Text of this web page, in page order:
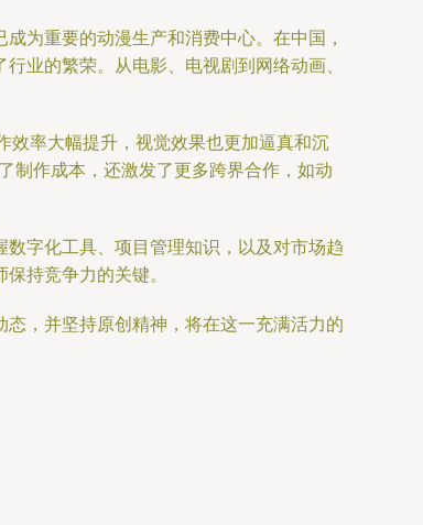
为重要的动漫生产和消费中心。在中国，
业的繁荣。从电影、电视剧到网络动画、
效率大幅提升，视觉效果也更加逼真和沉
制作成本，还激发了更多跨界合作，如动
字化工具、项目管理知识，以及对市场趋
持竞争力的关键。
，并坚持原创精神，将在这一充满活力的